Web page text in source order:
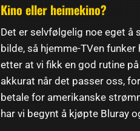
Kino eller heimekino?
Det er selvfølgelig noe eget å
bilde, så hjemme-TVen
etter at vi fikk en god rutine
akkurat når det passer oss,
betale for amerikanske
har vi begynt å kjøpte Bluray